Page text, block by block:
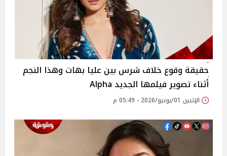
حقيقة وقوع خلاف شرس بين عليا بهات وهذا النجم
أثناء تصوير فيلمها الجديد Alpha
الإثنين 01/يونيو/2026 - 05:49 م